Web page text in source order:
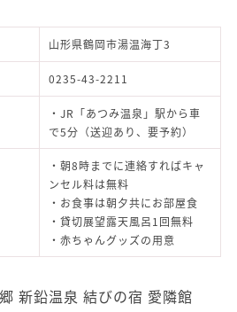
山形県鶴岡市湯温海丁3
0235-43-2211
・JR「あつみ温泉」駅から車
で5分（送迎あり、要予約）
・朝8時までに連絡すればキャ
ンセル料は無料
・お食事は朝夕共にお部屋食
・貸切展望露天風呂1回無料
・赤ちゃんグッズの用意
新鉛温泉 結びの宿 愛隣館